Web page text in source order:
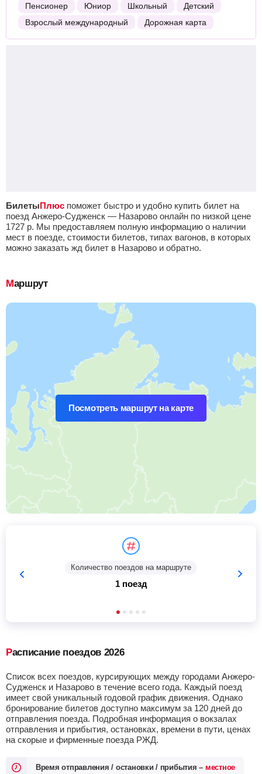
Пенсионер
Юниор Школьный
Детский
Взрослый международный
Дорожная карта
БилетыПлюс поможет быстро и удобно купить билет на
поезд Анжеро-Судженск — Назарово онлайн по низкой цене
1727 р. Мы предоставляем полную информацию о наличии
мест в поезде, стоимости билетов, типах вагонов, в которых
можно заказать жд билет в Назарово и обратно.
Маршрут
Посмотреть маршрут на карте
Количество поездов на маршруте
1 поезд
Расписание поездов 2026
Список всех поездов, курсирующих между городами Анжеро-
Судженск и Назарово в течение всего года. Каждый поезд
имеет свой уникальный годовой график движения. Однако
бронирование билетов доступно максимум за 120 дней до
отправления поезда. Подробная информация о вокзалах
отправления и прибытия, остановках, времени в пути, ценах
на скорые и фирменные поезда РЖД.
Время отправления / остановки / прибытия – местное